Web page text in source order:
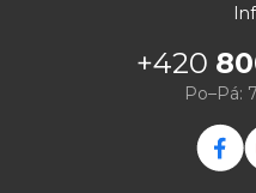
+420
Po–Pá: